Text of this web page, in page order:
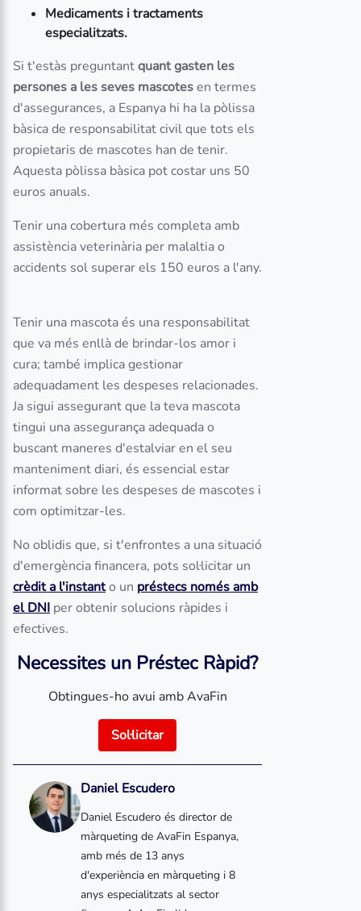
Medicaments i tractaments
especialitzats.
Si t'estàs preguntantquant gasten les
persones a les seves mascotesen termes
d'assegurances, a Espanya hi ha la pòlissa
bàsica de responsabilitat civil que tots els
propietaris de mascotes han de tenir.
Aquesta pòlissa bàsica pot costar uns 50
euros anuals.
Tenir una cobertura més completa amb
assistència veterinària per malaltia o
accidents sol superar els 150 euros a l'any.
Tenir una mascota és una responsabilitat
que va més enllà de brindar-los amor i
cura; també implica gestionar
adequadament les despeses relacionades.
Ja sigui assegurant que la teva mascota
tingui una assegurança adequada o
buscant maneres d'estalviar en el seu
manteniment diari, és essencial estar
informat sobre les despeses de mascotes i
com optimitzar-les.
No oblidis que, si t'enfrontes a una situació
d'emergència financera, pots sol·licitar un
crèdit a l'instanto un préstecs només amb
el DNI per obtenir solucions ràpides i
efectives.
Necessites un Préstec Ràpid?
Obtingues-ho avui amb AvaFin
Sol·licitar
Daniel Escudero
Daniel Escudero és director de
màrqueting de AvaFin Espanya,
amb més de 13 anys
d'experiència en màrqueting i 8
anys especialitzats al sector